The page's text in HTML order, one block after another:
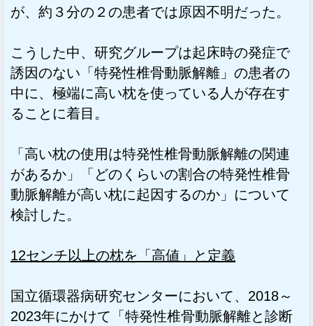
が、約３分の２の患者では原因不明だった。
こうした中、研究グループは起床時の発症で
誘因のない「特発性椎骨動脈解離」の患者の
中に、極端に高い枕を使っている人が存在す
ることに着目。
「高い枕の使用は特発性椎骨動脈解離の関連
があるか」「どのくらいの割合の特発性椎骨
動脈解離が高い枕に起因するのか」について
検討した。
12センチ以上の枕を「高値」と定義
国立循環器病研究センターにおいて、2018～
2023年にかけて「特発性椎骨動脈解離と診断